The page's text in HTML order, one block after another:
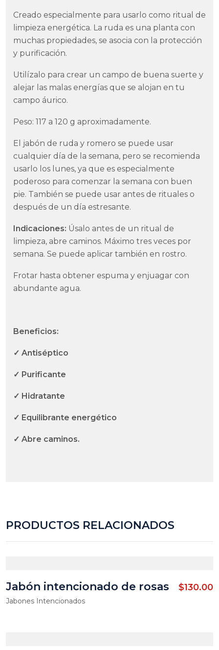
Creado especialmente para usarlo como ritual de
limpieza energética. La ruda es una planta con
muchas propiedades, se asocia con la protección
y purificación.
Utilízalo para crear un campo de buena suerte y
alejar las malas energías que se alojan en tu
campo áurico.
Peso: 117 a 120 g aproximadamente.
El jabón de ruda y romero se puede usar
cualquier día de la semana, pero se recomienda
usarlo los lunes, ya que es especialmente
poderoso para comenzar la semana con buen
pie. También se puede usar antes de rituales o
después de un día estresante.
Indicaciones: Úsalo antes de un ritual de
limpieza, abre caminos. Máximo tres veces por
semana. Se puede aplicar también en rostro.
Frotar hasta obtener espuma y enjuagar con
abundante agua.
Beneficios:
✓ Antiséptico
✓ Purificante
✓ Hidratante
✓ Equilibrante energético
✓ Abre caminos.
PRODUCTOS RELACIONADOS
Jabón intencionado de rosas
Jabones Intencionados
$130.00